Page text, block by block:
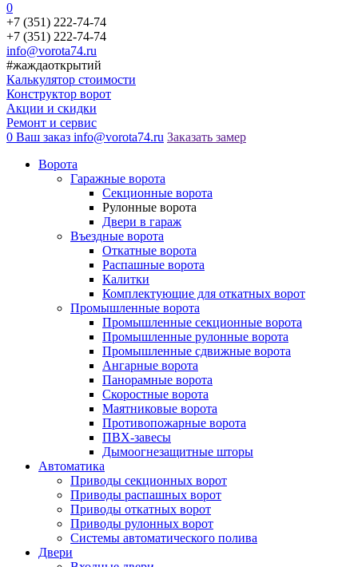
0
+7 (351) 222-74-74
+7 (351) 222-74-74
info@vorota74.ru
#жаждаоткрытий
Калькулятор стоимости
Конструктор ворот
Акции и скидки
Ремонт и сервис
0 Ваш заказ info@vorota74.ru Заказать замер
Ворота
Гаражные ворота
Секционные ворота
Рулонные ворота
Двери в гараж
Въездные ворота
Откатные ворота
Распашные ворота
Калитки
Комплектующие для откатных ворот
Промышленные ворота
Промышленные секционные ворота
Промышленные рулонные ворота
Промышленные сдвижные ворота
Ангарные ворота
Панорамные ворота
Скоростные ворота
Маятниковые ворота
Противопожарные ворота
ПВХ-завесы
Дымоогнезащитные шторы
Автоматика
Приводы секционных ворот
Приводы распашных ворот
Приводы откатных ворот
Приводы рулонных ворот
Системы автоматического полива
Двери